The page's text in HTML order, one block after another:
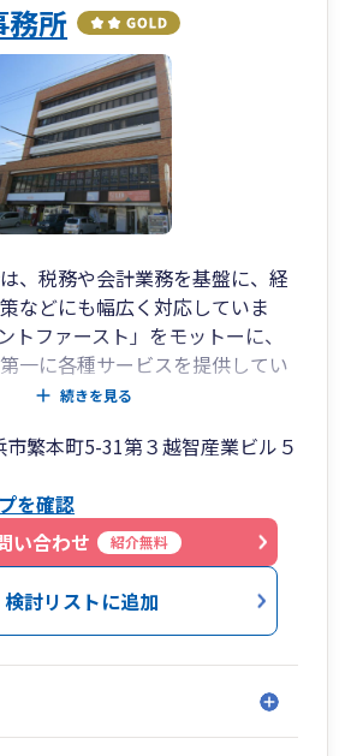
務所
、税務や会計業務を基盤に、経
などにも幅広く対応していま
トファースト」をモットーに、
一に各種サービスを提供してい
に応じて弁護士、司法書士、社
のでワンストップサービスを受
様のニーズを踏まえ、中長期的
様お一人お一人にとっての最適
で提案しています。
続きを見る
繁本町5-31第３越智産業ビル５
を確認
い合わせ
紹介無料
検討リストに追加